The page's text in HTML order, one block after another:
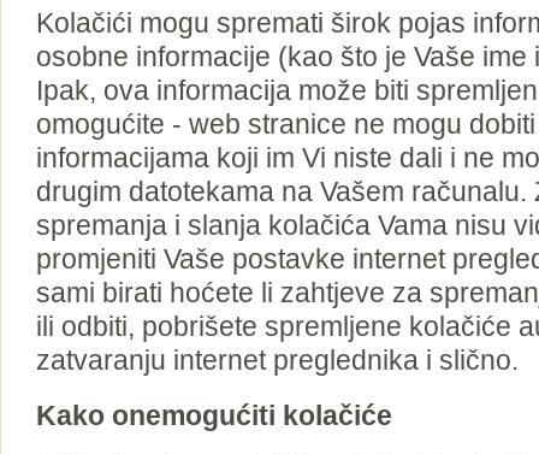
Kolačići mogu spremati širok pojas
osobne informacije (kao što je Vaše ime
Ipak, ova informacija može biti
omogućite - web stranice ne mogu
informacijama koji im Vi niste dali i ne
drugim datotekama na Vašem
spremanja i slanja kolačića Vama nisu
promjeniti Vaše postavke internet
sami birati hoćete li zahtjeve za
ili odbiti, pobrišete spremljene kolačiće
zatvaranju internet preglednika i slično.
Kako onemogućiti kolačiće